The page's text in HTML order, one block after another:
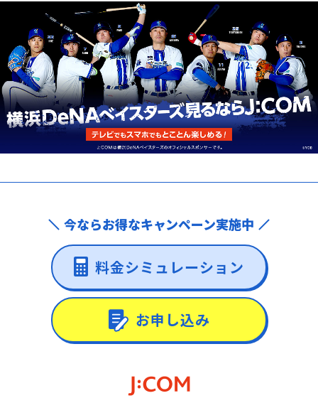
今ならお得なキャンペーン実施中
料金シミュレーション
お申し込み